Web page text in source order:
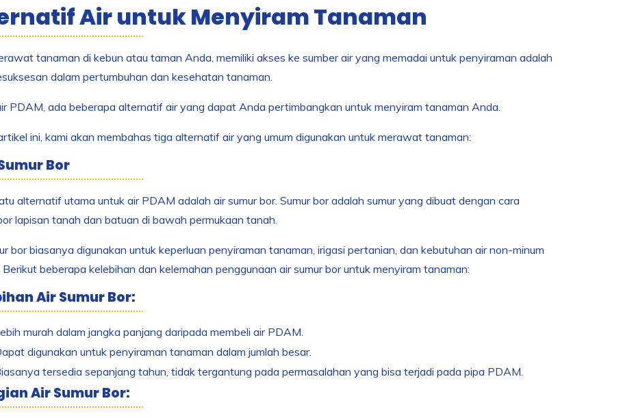
Air untuk Menyiram Tanaman
tanaman di kebun atau taman Anda, memiliki akses ke sumber air yang memadai untuk penyiraman adalah
dalam pertumbuhan dan kesehatan tanaman.
PDAM, ada beberapa alternatif air yang dapat Anda pertimbangkan untuk menyiram tanaman Anda.
ini, kami akan membahas tiga alternatif air yang umum digunakan untuk merawat tanaman:
Bor
alternatif utama untuk air PDAM adalah air sumur bor. Sumur bor adalah sumur yang dibuat dengan cara
lapisan tanah dan batuan di bawah permukaan tanah.
bor biasanya digunakan untuk keperluan penyiraman tanaman, irigasi pertanian, dan kebutuhan air non-minum
Berikut beberapa kelebihan dan kelemahan penggunaan air sumur bor untuk menyiram tanaman:
Air Sumur Bor:
murah dalam jangka panjang daripada membeli air PDAM.
digunakan untuk penyiraman tanaman dalam jumlah besar.
tersedia sepanjang tahun, tidak tergantung pada permasalahan yang bisa terjadi pada pipa PDAM.
Air Sumur Bor: